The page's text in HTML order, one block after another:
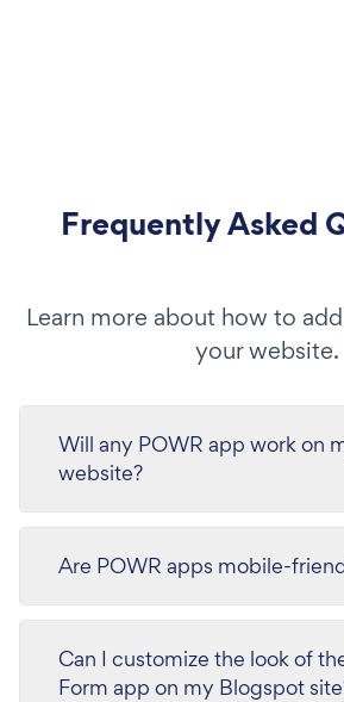
Frequently Asked
Learn more about how to
your website.
Will any POWR app work on
website?
Are POWR apps mobile-
Can I customize the look of
Form app on my Blogspot